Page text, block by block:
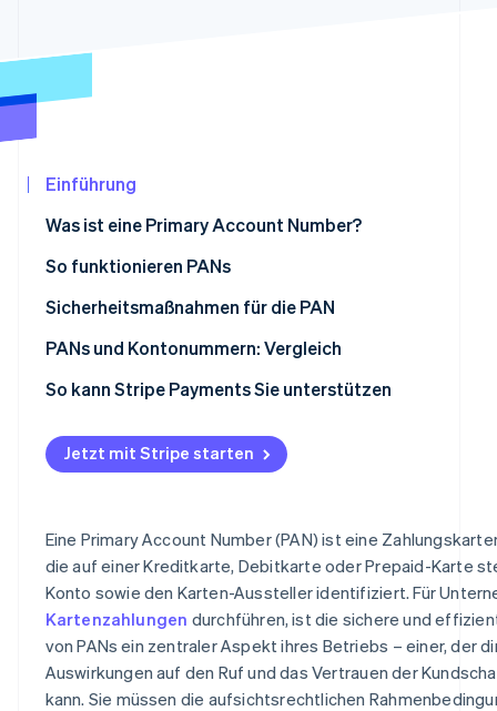
Start-up-Gründung
Climate
Stripe-Sessions 2026
Erfahren Sie, wie Stripe Lösungen für die
Jetzt ansehen
Einführung
Was ist eine Primary Account Number?
So funktionieren PANs
Sicherheitsmaßnahmen für die PAN
PANs und Kontonummern: Vergleich
PAN
So kann Stripe Payments Sie unterstützen
Jetzt mit Stripe starten
Eine Primary Account Number (PAN) ist eine
die auf einer Kreditkarte, Debitkarte oder Prepaid-Karte
Konto sowie den Karten-Aussteller identifiziert. Für
Kartenzahlungen durchführen, ist die sichere und
von PANs ein zentraler Aspekt ihres Betriebs – einer, der
Auswirkungen auf den Ruf und das Vertrauen der
kann. Sie müssen die aufsichtsrechtlichen